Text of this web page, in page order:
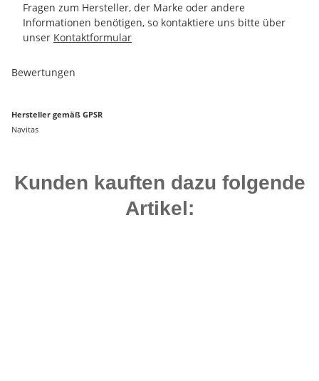
Fragen zum Hersteller, der Marke oder andere
Informationen benötigen, so kontaktiere uns bitte über
unser Kontaktformular
Bewertungen
Hersteller gemäß GPSR
Navitas
Kunden kauften dazu folgende
Artikel: